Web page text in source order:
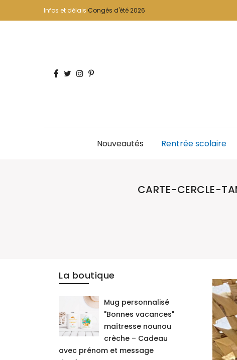
Infos et délais Congés d'été 2026
Nouveautés Rentrée scolaire
CARTE-CERCLE-
La boutique
Mug personnalisé
"Bonnes vacances"
maîtresse nounou
crèche – Cadeau
avec prénom et message